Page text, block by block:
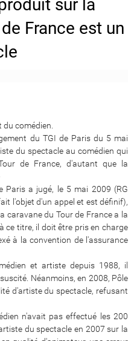
sur la
France est un
comédien.
du TGI de Paris du 5 mai
du spectacle au comédien qui
de France, d'autant que la
Paris a jugé, le 5 mai 2009 (RG
l'objet d'un appel et est définif),
caravane du Tour de France a la
ce titre, il doit être pris en charge
à la convention de l'assurance
et artiste depuis 1988, il
Néanmoins, en 2008, Pôle
d'artiste du spectacle, refusant
n'avait pas effectué les 200
du spectacle en 2007 sur la